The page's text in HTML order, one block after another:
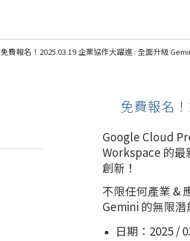
免費報名！2025.03.19 企業協作大躍進 : 全面升級
免費報名
Google Cloud
Workspace 的最
創新！
不限任何產業 &
Gemini 的無限潛
日期：2025 /